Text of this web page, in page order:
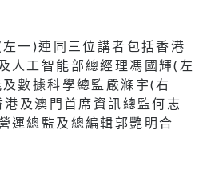
引擎」，由香港房地產科技
一)主持。講者包括香港理